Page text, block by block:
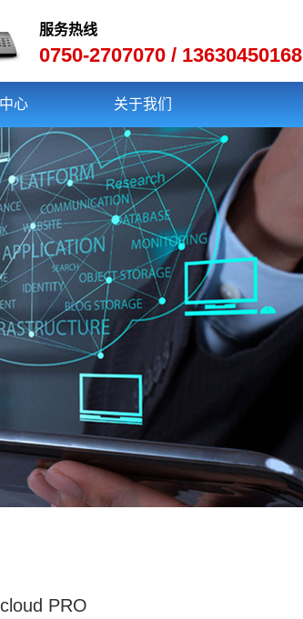
服务热线
0750-2707070 / 13630450168
心 关于我们
PRO